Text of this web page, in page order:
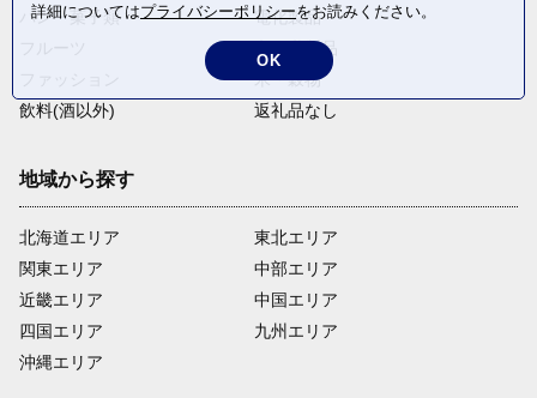
パン・菓子類
電化製品
卵・乳製品
米・穀物
飲料(酒以外)
返礼品なし
地域から探す
北海道エリア
関東エリア
近畿エリア
四国エリア
沖縄エリア
東北エリア
中部エリア
中国エリア
九州エリア
詳細についてはプライバシーポリシーをお読みください。
OK